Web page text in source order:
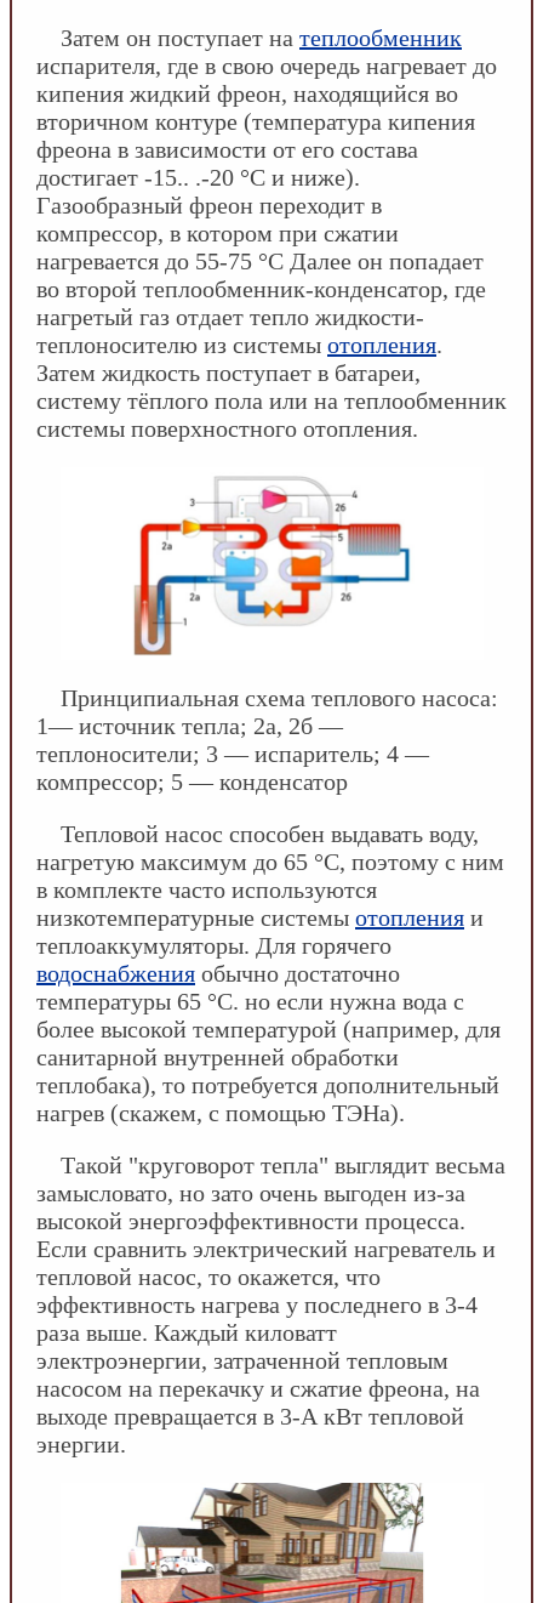
Затем он поступает на теплообменник
испарителя, где в свою очередь нагревает до
кипения жидкий фреон, находящийся во
вторичном контуре (температура кипения
фреона в зависимости от его состава
достигает -15.. .-20 °С и ниже).
Газообразный фреон переходит в
компрессор, в котором при сжатии
нагревается до 55-75 °С Далее он попадает
во второй теплообменник-конденсатор, где
нагретый газ отдает тепло жидкости-
теплоносителю из системы отопления.
Затем жидкость поступает в батареи,
систему тёплого пола или на теплообменник
системы поверхностного отопления.
Принципиальная схема теплового насоса:
1— источник тепла; 2а, 2б —
теплоносители; 3 — испаритель; 4 —
компрессор; 5 — конденсатор
Тепловой насос способен выдавать воду,
нагретую максимум до 65 °С, поэтому с ним
в комплекте часто используются
низкотемпературные системы отопления и
теплоаккумуляторы. Для горячего
водоснабжения обычно достаточно
температуры 65 °С. но если нужна вода с
более высокой температурой (например, для
санитарной внутренней обработки
теплобака), то потребуется дополнительный
нагрев (скажем, с помощью ТЭНа).
Такой "круговорот тепла" выглядит весьма
замысловато, но зато очень выгоден из-за
высокой энергоэффективности процесса.
Если сравнить электрический нагреватель и
тепловой насос, то окажется, что
эффективность нагрева у последнего в 3-4
раза выше. Каждый киловатт
электроэнергии, затраченной тепловым
насосом на перекачку и сжатие фреона, на
выходе превращается в 3-А кВт тепловой
энергии.